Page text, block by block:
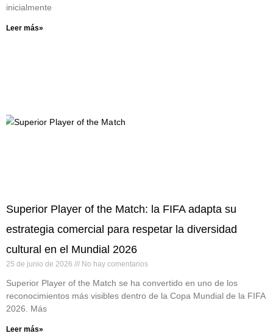
inicialmente
Leer más»
Superior Player of the Match: la FIFA adapta su
estrategia comercial para respetar la diversidad
cultural en el Mundial 2026
25 de junio de 2026 No hay comentarios
Superior Player of the Match se ha convertido en uno de los
reconocimientos más visibles dentro de la Copa Mundial de la FIFA
2026. Más
Leer más»